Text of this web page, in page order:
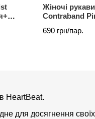
Жіночі
Contraband
690 грн/пар.
HeartBeat.
для досягнення